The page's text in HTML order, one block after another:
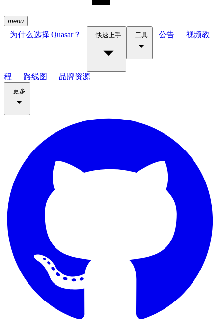
menu
为什么选择 Quasar？ 快速上手 工具 公告 视频教
程 路线图 品牌资源
更多